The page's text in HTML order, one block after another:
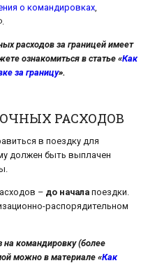
о командировках,
расходов за границей имеет
ознакомиться в статье «Как
за границу».
РАСХОДОВ
в поездку для
должен быть выплачен
– до начала поездки.
распорядительном
на командировку (более
можно в материале «Как